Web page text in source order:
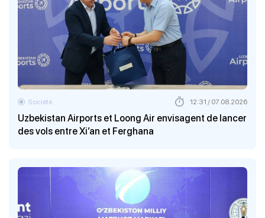
Uzbekistan Airports et Loong Air envisagent de lancer
des vols entre Xi’an et Ferghana
Société 12:31 / 07.08.2026